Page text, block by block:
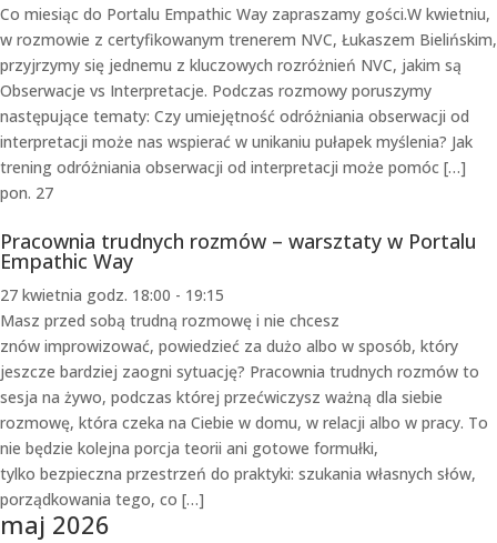
Co miesiąc do Portalu Empathic Way zapraszamy gości.W kwietniu,
w rozmowie z certyfikowanym trenerem NVC, Łukaszem Bielińskim,
przyjrzymy się jednemu z kluczowych rozróżnień NVC, jakim są
Obserwacje vs Interpretacje. Podczas rozmowy poruszymy
następujące tematy: Czy umiejętność odróżniania obserwacji od
interpretacji może nas wspierać w unikaniu pułapek myślenia? Jak
trening odróżniania obserwacji od interpretacji może pomóc […]
pon. 27
Pracownia trudnych rozmów – warsztaty w Portalu
Empathic Way
27 kwietnia godz. 18:00 - 19:15
Masz przed sobą trudną rozmowę i nie chcesz
znów improwizować, powiedzieć za dużo albo w sposób, który
jeszcze bardziej zaogni sytuację? Pracownia trudnych rozmów to
sesja na żywo, podczas której przećwiczysz ważną dla siebie
rozmowę, która czeka na Ciebie w domu, w relacji albo w pracy. To
nie będzie kolejna porcja teorii ani gotowe formułki,
tylko bezpieczna przestrzeń do praktyki: szukania własnych słów,
porządkowania tego, co […]
maj 2026